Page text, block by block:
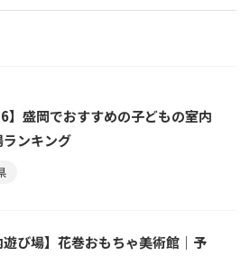
】盛岡でおすすめの子どもの室内
ンキング
遊び場】花巻おもちゃ美術館｜予